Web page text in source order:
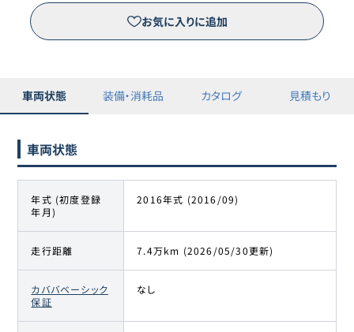
お気に入りに追加
車両状態 装備・消耗品 カタログ 見積もり
車両状態
年式 (初度登録
年月)
2016年式 (2016/09)
走行距離 7.4万km (2026/05/30更新)
カババベーシック
保証
なし